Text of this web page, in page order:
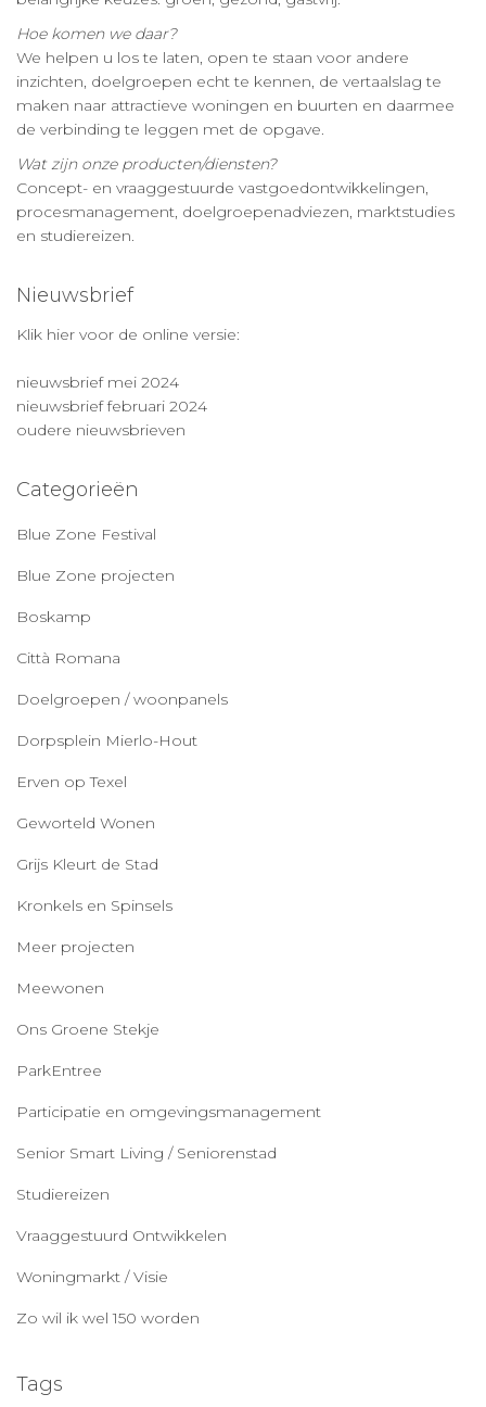
Hoe komen we daar?
We helpen u los te laten, open te staan voor andere
inzichten, doelgroepen echt te kennen, de vertaalslag te
maken naar attractieve woningen en buurten en daarmee
de verbinding te leggen met de opgave.
Wat zijn onze producten/diensten?
Concept- en vraaggestuurde vastgoedontwikkelingen,
procesmanagement, doelgroepenadviezen, marktstudies
en studiereizen.
Nieuwsbrief
Klik hier voor de online versie:
nieuwsbrief mei 2024
nieuwsbrief februari 2024
oudere nieuwsbrieven
Categorieën
Blue Zone Festival
Blue Zone projecten
Boskamp
Città Romana
Doelgroepen / woonpanels
Dorpsplein Mierlo-Hout
Erven op Texel
Geworteld Wonen
Grijs Kleurt de Stad
Kronkels en Spinsels
Meer projecten
Meewonen
Ons Groene Stekje
ParkEntree
Participatie en omgevingsmanagement
Senior Smart Living / Seniorenstad
Studiereizen
Vraaggestuurd Ontwikkelen
Woningmarkt / Visie
Zo wil ik wel 150 worden
Tags